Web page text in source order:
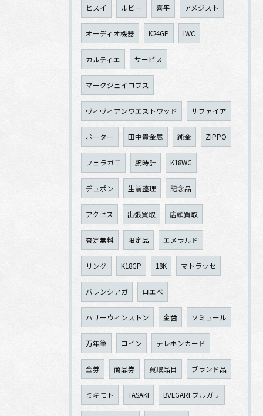
ヒスイ ルビー 喜平 アメジスト
オーディオ機器 K24GP IWC
カルティエ サービス
マークジェイコブス
ヴィヴィアンウエストウッド サファイア
ポーター 田中貴金属 純金 ZIPPO
フェラガモ 腕時計 K18WG
デュポン 生前整理 記念品
アクセス 出張買取 店頭買取
査定無料 限定品 エメラルド
リング K18GP 18K マトラッセ
バレンシアガ ロエベ
ハリーウィンストン 金歯 ソミュール
万年筆 コイン テレホンカード
金券 商品券 買取品目 ブランド品
ミキモト TASAKI BVLGARI ブルガリ